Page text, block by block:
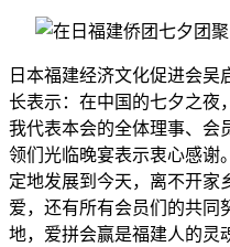
日本福建经济文化促进会
长表示：在中国的七夕之夜
我代表本会的全体理事、会
领们光临晚宴表示衷心感谢
定地发展到今天，离不开家
爱，还有所有会员们的共同
地，爱拼会赢是福建人的灵